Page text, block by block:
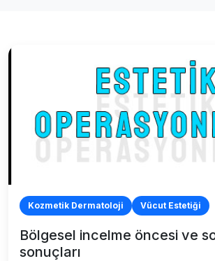
Kozmetik Dermatoloji Vücut Estetiği
Bölgesel incelme öncesi ve
sonuçları